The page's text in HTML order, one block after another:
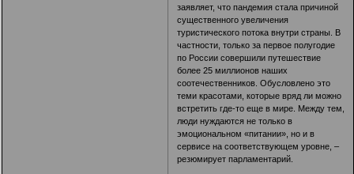
заявляет, что пандемия стала причиной
существенного увеличения
туристического потока внутри страны. В
частности, только за первое полугодие
по России совершили путешествие
более 25 миллионов наших
соотечественников. Обусловлено это
теми красотами, которые вряд ли можно
встретить где-то еще в мире. Между тем,
люди нуждаются не только в
эмоциональном «питании», но и в
сервисе на соответствующем уровне, –
резюмирует парламентарий.